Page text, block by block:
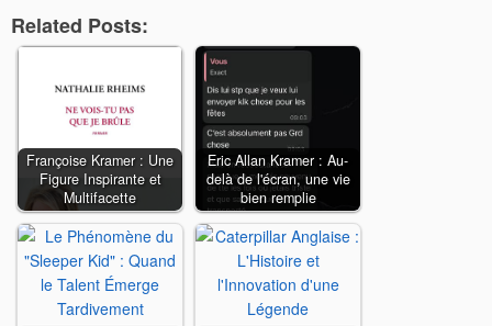
Related Posts:
Françoise Kramer : Une
Figure Inspirante et
Multifacette
Eric Allan Kramer : Au-
delà de l'écran, une vie
bien remplie